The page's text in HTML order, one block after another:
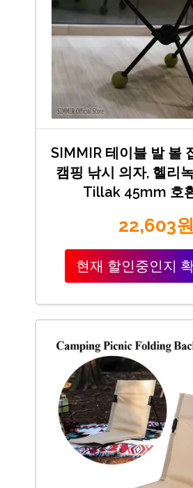
SIMMIR 테이블 발 볼
캠핑 낚시 의자, 헬리
Tillak 45mm 호
22,603원
현재 할인중인지